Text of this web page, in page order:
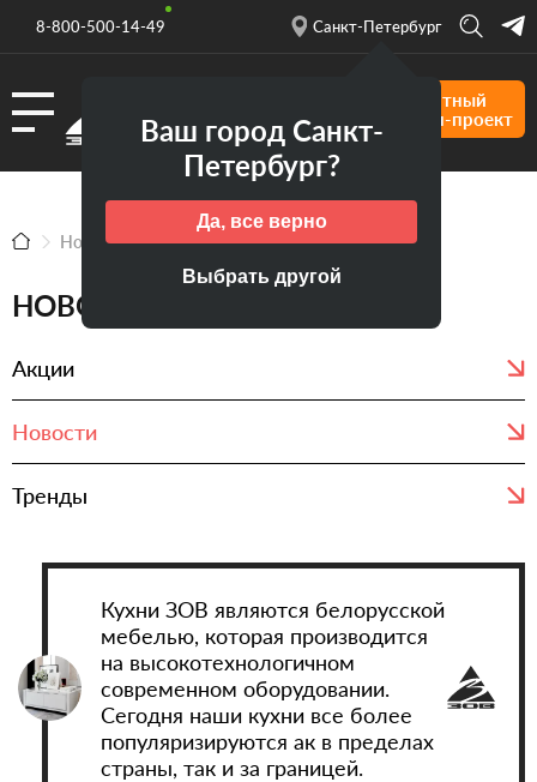
8-800-500-14-49 Санкт-Петербург
Ваш город Санкт-
Петербург?
Да, все верно
Выбрать другой
Бесплатный
дизайн-проект
Новости Новости
НОВОСТИ
Акции
Новости
Тренды
Кухни ЗОВ являются белорусской
мебелью, которая производится
на высокотехнологичном
современном оборудовании.
Сегодня наши кухни все более
популяризируются ак в пределах
страны, так и за границей.